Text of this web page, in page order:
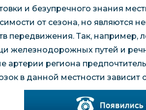
и безупречного знания
от сезона, но являются
передвижения. Так, например,
железнодорожных путей и
артерии региона
в данной местности зависит